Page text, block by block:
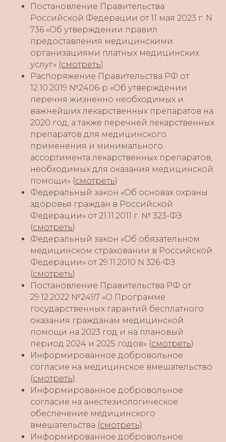
Постановление Правительства
Российской Федерации от 11 мая 2023 г. N
736 «Об утверждении правил
предоставления медицинскими
организациями платных медицинских
услуг» (смотреть)
Распоряжение Правительства РФ от
12.10.2019 №2406-р «Об утверждении
перечня жизненно необходимых и
важнейших лекарственных препаратов на
2020 год, а также перечней лекарственных
препаратов для медицинского
применения и минимального
ассортимента лекарственных препаратов,
необходимых для оказания медицинской
помощи» (смотреть)
Федеральный закон «Об основах охраны
здоровья граждан в Российской
Федерации» от 21.11.2011 г. № 323-ФЗ
(смотреть)
Федеральный закон «Об обязательном
медицинском страховании в Российской
Федерации» от 29.11.2010 N 326-ФЗ
(смотреть)
Постановление Правительства РФ от
29.12.2022 №2497 «О Программе
государственных гарантий бесплатного
оказания гражданам медицинской
помощи на 2023 год и на плановый
период 2024 и 2025 годов» (смотреть)
Информированное добровольное
согласие на медицинское вмешательство
(смотреть)
Информированное добровольное
согласие на анестезиологическое
обеспечение медицинского
вмешательства (смотреть)
Информированное добровольное